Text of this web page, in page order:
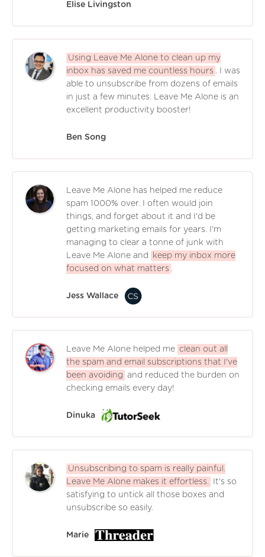
Elise Livingston
Using Leave Me Alone to clean up my
inbox has saved me countless hours . I was
able to unsubscribe from dozens of emails
in just a few minutes. Leave Me Alone is an
excellent productivity booster!
Ben Song
Leave Me Alone has helped me reduce
spam 1000% over. I often would join
things, and forget about it and I'd be
getting marketing emails for years. I'm
managing to clear a tonne of junk with
Leave Me Alone and
keep my inbox more
focused on what matters .
Jess Wallace
Leave Me Alone helped me clean out all
the spam and email subscriptions that I've
been avoiding and reduced the burden on
checking emails every day!
Dinuka
Unsubscribing to spam is really painful.
Leave Me Alone makes it effortless.
It's so
satisfying to untick all those boxes and
unsubscribe so easily.
Marie